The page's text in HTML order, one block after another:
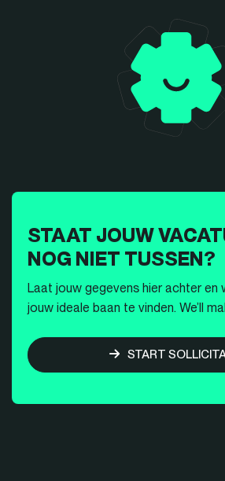
STAAT JOUW
NOG NIET TUSSEN?
Laat jouw gegevens hier achter en
jouw ideale baan te vinden. We’ll
START